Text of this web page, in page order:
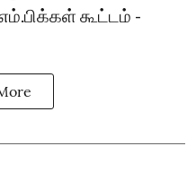
கூட்டம் -